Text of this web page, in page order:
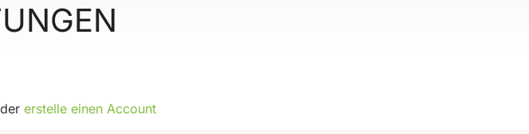
erstelle einen Account